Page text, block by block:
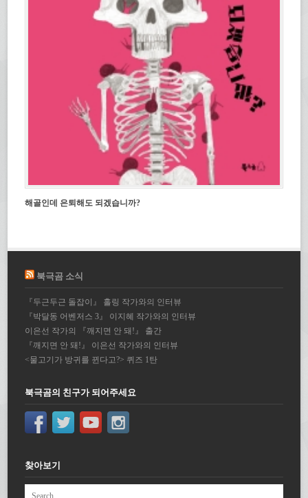
해골인데 은퇴해도 되겠습니까?
북극곰 소식
『두근두근 돌잡이』 홀링 작가와의 인터뷰
『박달동 어벤저스 3』 이지혜 작가와의 인터뷰
이은선 작가의 『깨지면 안 돼!』 출간
『깨지면 안 돼!』 이은선 작가와의 인터뷰
<물고기가 방귀를 뀐다고?> 퀴즈 1탄
북극곰의 친구가 되어주세요
찾아보기